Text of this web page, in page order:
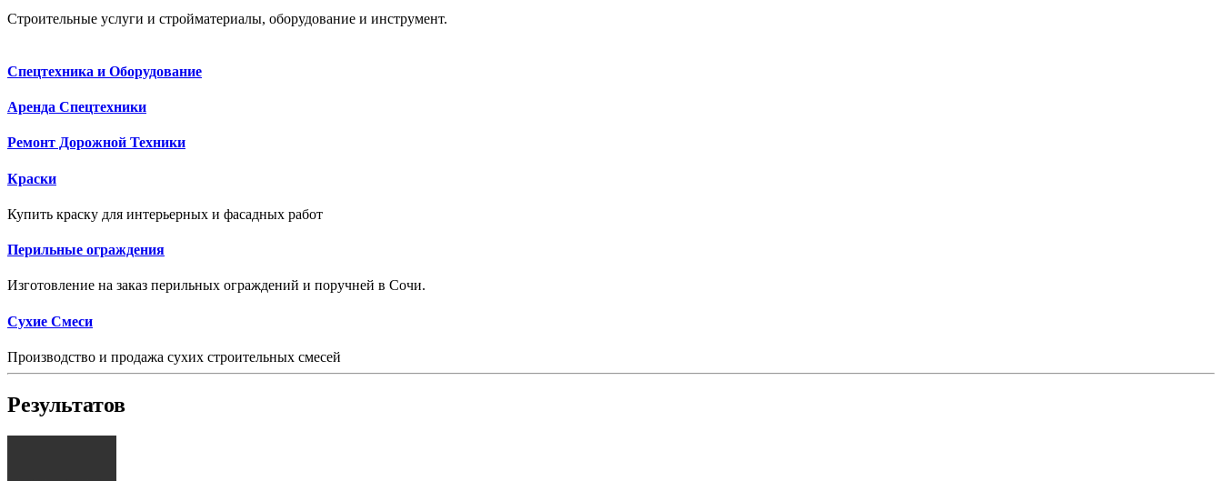
Строительные услуги и стройматериалы, оборудование и инструмент.
Спецтехника и Оборудование
Аренда Спецтехники
Ремонт Дорожной Техники
Краски
Купить краску для интерьерных и фасадных работ
Перильные ограждения
Изготовление на заказ перильных ограждений и поручней в Сочи.
Сухие Смеси
Производство и продажа сухих строительных смесей
Результатов